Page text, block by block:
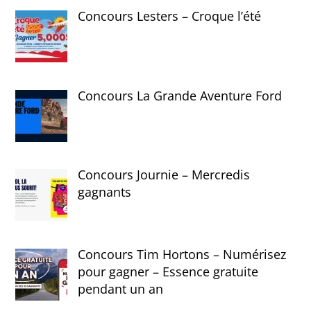
Concours Lesters – Croque l’été
Concours La Grande Aventure Ford
Concours Journie – Mercredis
gagnants
Concours Tim Hortons – Numérisez
pour gagner – Essence gratuite
pendant un an